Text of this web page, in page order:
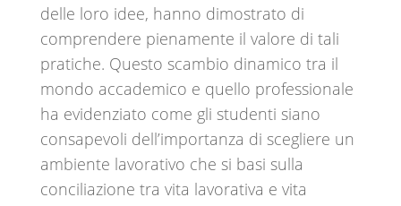
delle loro idee, hanno dimostrato di
comprendere pienamente il valore di tali
pratiche. Questo scambio dinamico tra il
mondo accademico e quello professionale
ha evidenziato come gli studenti siano
consapevoli dell’importanza di scegliere un
ambiente lavorativo che si basi sulla
conciliazione tra vita lavorativa e vita